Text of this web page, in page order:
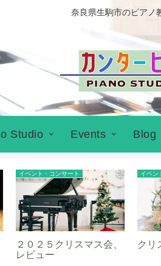
奈良県生駒市のピアノ
Studio Events Blog
イベント・コンサート
２０２５クリスマス会、
レビュー
イベン
クリ